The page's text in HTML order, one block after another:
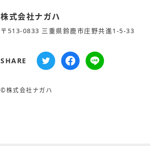
株式会社ナガハ
〒513-0833 三重県鈴鹿市庄野共進1-5-33
SHARE
©株式会社ナガハ